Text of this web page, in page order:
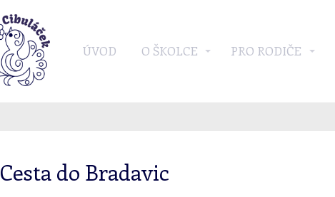
ÚVOD O ŠKOLCE PRO RODIČE
Cesta do Bradavic